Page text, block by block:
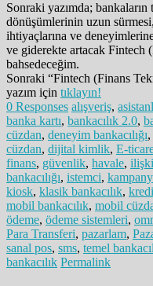
Sonraki yazımda;
dönüşümlerinin uzun
ihtiyaçlarına ve
ve giderekte artacak Fintech
bahsedeceğim.
Sonraki “Fintech (Finans
yazım için tıklayın!
0 Responses alışveriş,
banka kartı, bankacılık 2.0,
cüzdan, deneyim bankacılığı,
cüzdan, dijital kimlik, E-
finans, güvenlik, havale, ilişki
bankacılığı, istemci,
kiosk, klasik bankacılık, kredi
mobil bankacılık, mobil
ödeme, ödeme sistemleri,
Para Transferi, pazarlam,
sanal pos, sms, temel
bankacılık Permalink